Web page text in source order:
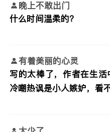
晚上不敢出门
什么时间温柔的？
有着美丽的心灵
写的太棒了，作者在生
冷嘲热讽是小人嫉妒，看